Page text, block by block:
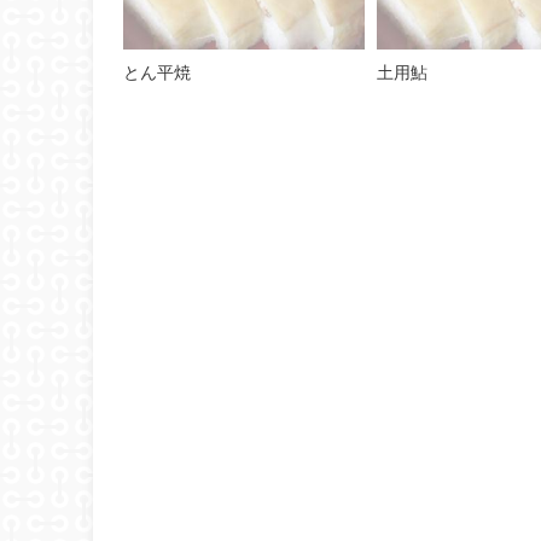
とん平焼 土用鮎